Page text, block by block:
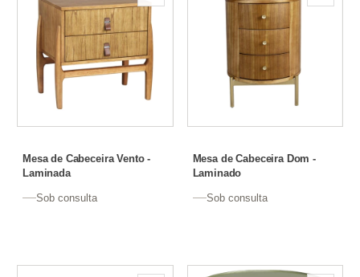
Mesa de Cabeceira Vento -
Laminada
Sob consulta
Mesa de Cabeceira Dom -
Laminado
Sob consulta